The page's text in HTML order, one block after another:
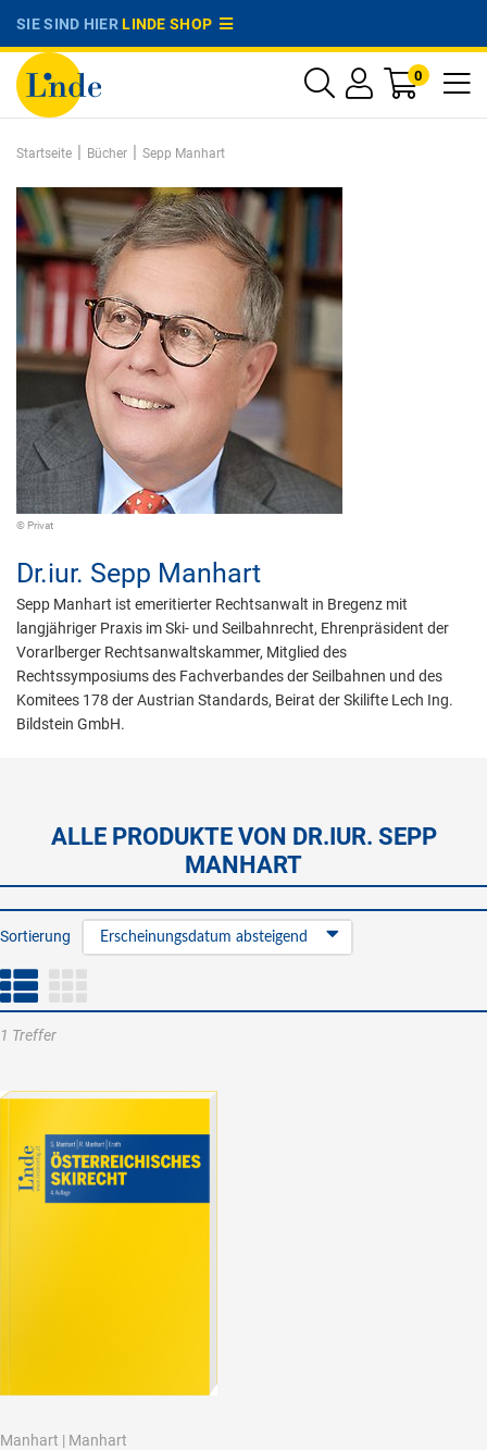
SIE SIND HIERLINDE SHOP
0
Startseite | Bücher | Sepp Manhart
© Privat
Dr.iur. Sepp Manhart
Sepp Manhart ist emeritierter Rechtsanwalt in Bregenz mit
langjähriger Praxis im Ski- und Seilbahnrecht, Ehrenpräsident der
Vorarlberger Rechtsanwaltskammer, Mitglied des
Rechtssymposiums des Fachverbandes der Seilbahnen und des
Komitees 178 der Austrian Standards, Beirat der Skilifte Lech Ing.
Bildstein GmbH.
ALLE PRODUKTE VON DR.IUR. SEPP
MANHART
Sortierung Erscheinungsdatum absteigend
1 Treffer
Manhart | Manhart